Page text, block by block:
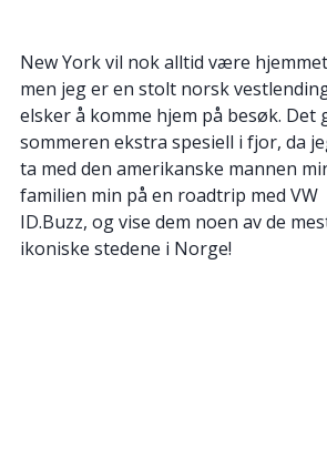
New York vil nok alltid være
men jeg er en stolt norsk
elsker å komme hjem på besøk. Det
sommeren ekstra spesiell i fjor, da
ta med den amerikanske mannen
familien min på en roadtrip med VW
ID.Buzz, og vise dem noen av de
ikoniske stedene i Norge!